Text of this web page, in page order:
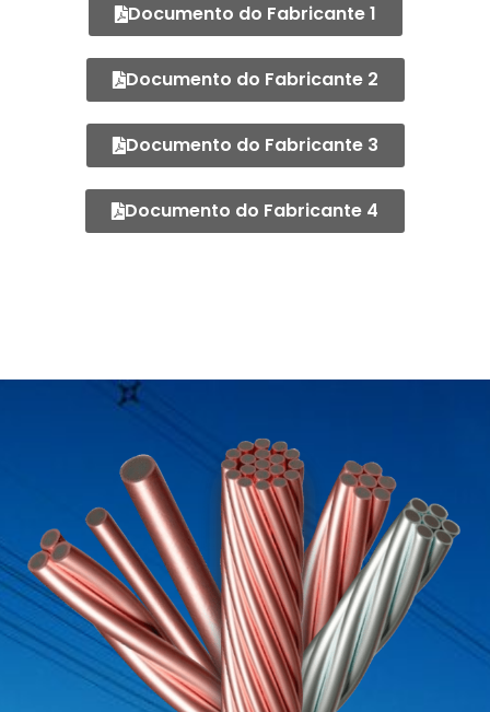
Documento do Fabricante 1
Documento do Fabricante 2
Documento do Fabricante 3
Documento do Fabricante 4